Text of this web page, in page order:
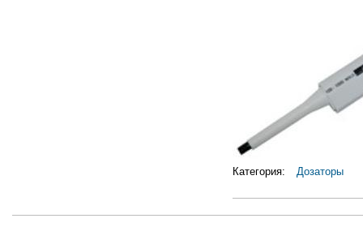
Категория: Дозаторы